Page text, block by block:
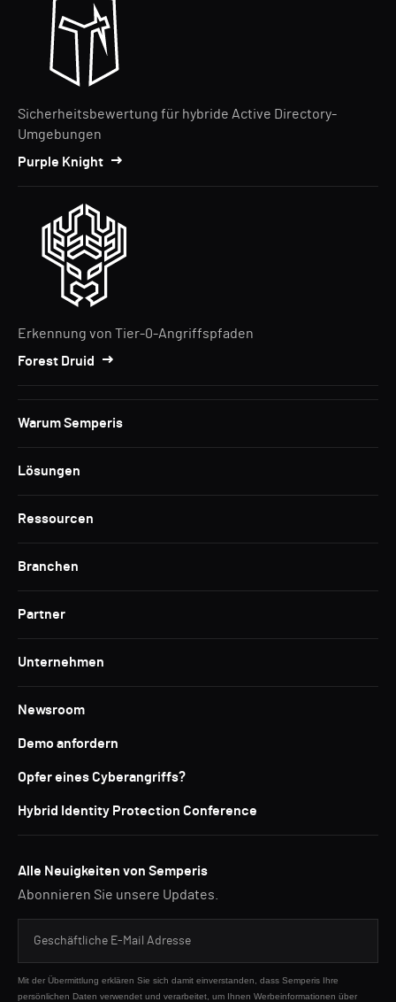
Sicherheitsbewertung für hybride Active Directory-
Umgebungen
Purple Knight
Erkennung von Tier-0-Angriffspfaden
Forest Druid
Warum Semperis
Lösungen
Ressourcen
Branchen
Partner
Unternehmen
Newsroom
Demo anfordern
Opfer eines Cyberangriffs?
Hybrid Identity Protection Conference
Alle Neuigkeiten von Semperis
Abonnieren Sie unsere Updates.
Mit der Übermittlung erklären Sie sich damit einverstanden, dass Semperis Ihre
persönlichen Daten verwendet und verarbeitet, um Ihnen Werbeinformationen über